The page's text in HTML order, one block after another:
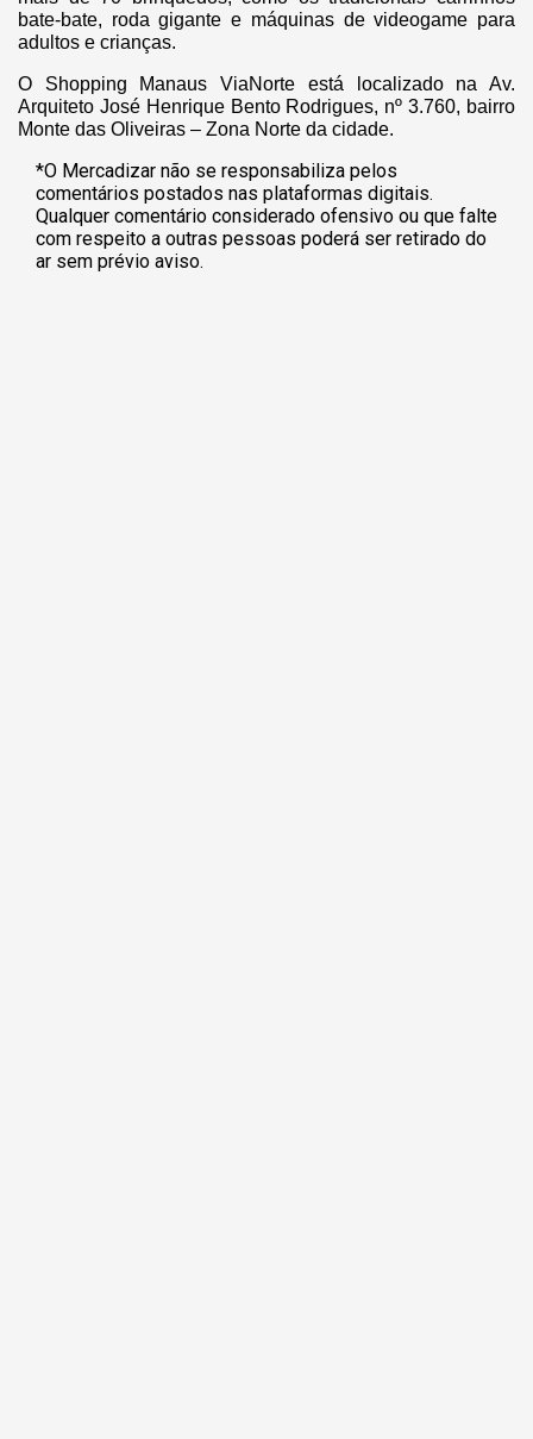
bate-bate, roda gigante e máquinas de videogame para
adultos e crianças.
O Shopping Manaus ViaNorte está localizado na Av.
Arquiteto José Henrique Bento Rodrigues, nº 3.760, bairro
Monte das Oliveiras – Zona Norte da cidade.
*O Mercadizar não se responsabiliza pelos
comentários postados nas plataformas digitais.
Qualquer comentário considerado ofensivo ou que falte
com respeito a outras pessoas poderá ser retirado do
ar sem prévio aviso.